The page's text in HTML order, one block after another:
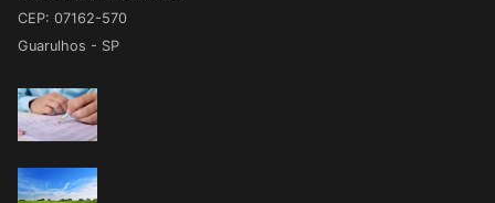
CEP: 07162-570
Guarulhos - SP